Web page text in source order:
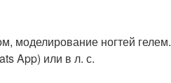
моделирование ногтей гелем.
App) или в л. с.